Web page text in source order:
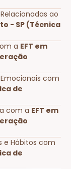
ao
- SP (Técnica
a EFT em
com
de
com a EFT em
e Hábitos com
de